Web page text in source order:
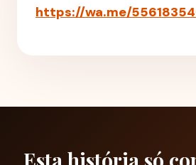
https://wa.me/
Esta história só